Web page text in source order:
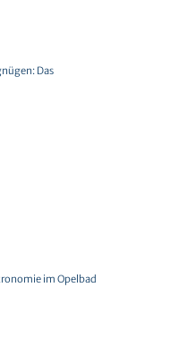
Das
im Opelbad